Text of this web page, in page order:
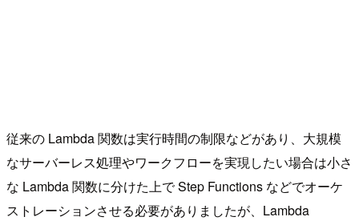
従来の Lambda 関数は実行時間の制限などがあり、大規模
なサーバーレス処理やワークフローを実現したい場合は小さ
な Lambda 関数に分けた上で Step Functions などでオーケ
ストレーションさせる必要がありましたが、Lambda